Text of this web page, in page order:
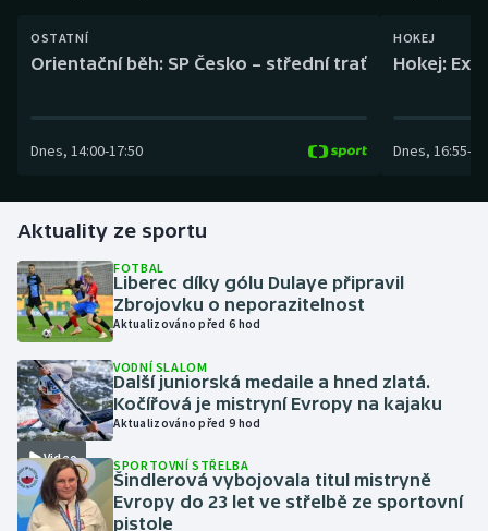
Curling
Golf
Gymnastika
Házená
Jezdectví
Judo
Krasobruslení
OSTATNÍ
Orientační běh: SP Česko – střední trať
Dnes, 14:00-17:50
HOKEJ
Hokej:
Dnes, 16:55-
Aktuality ze sportu
FOTBAL
Liberec díky gólu Dulaye připravil
Zbrojovku o neporazitelnost
Aktualizováno před 6 hod
Video
VODNÍ SLALOM
Další juniorská medaile a hned zlatá.
Kočířová je mistryní Evropy na kajaku
Aktualizováno před 9 hod
SPORTOVNÍ STŘELBA
Šindlerová vybojovala titul mistryně
Evropy do 23 let ve střelbě ze sportovní
pistole